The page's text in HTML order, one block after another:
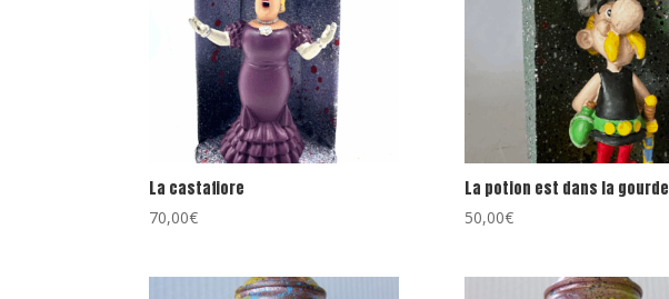
La castafiore
70,00€
La potion est dans la gourde
50,00€